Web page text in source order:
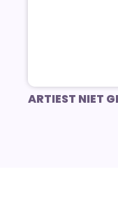
ARTIEST NIET